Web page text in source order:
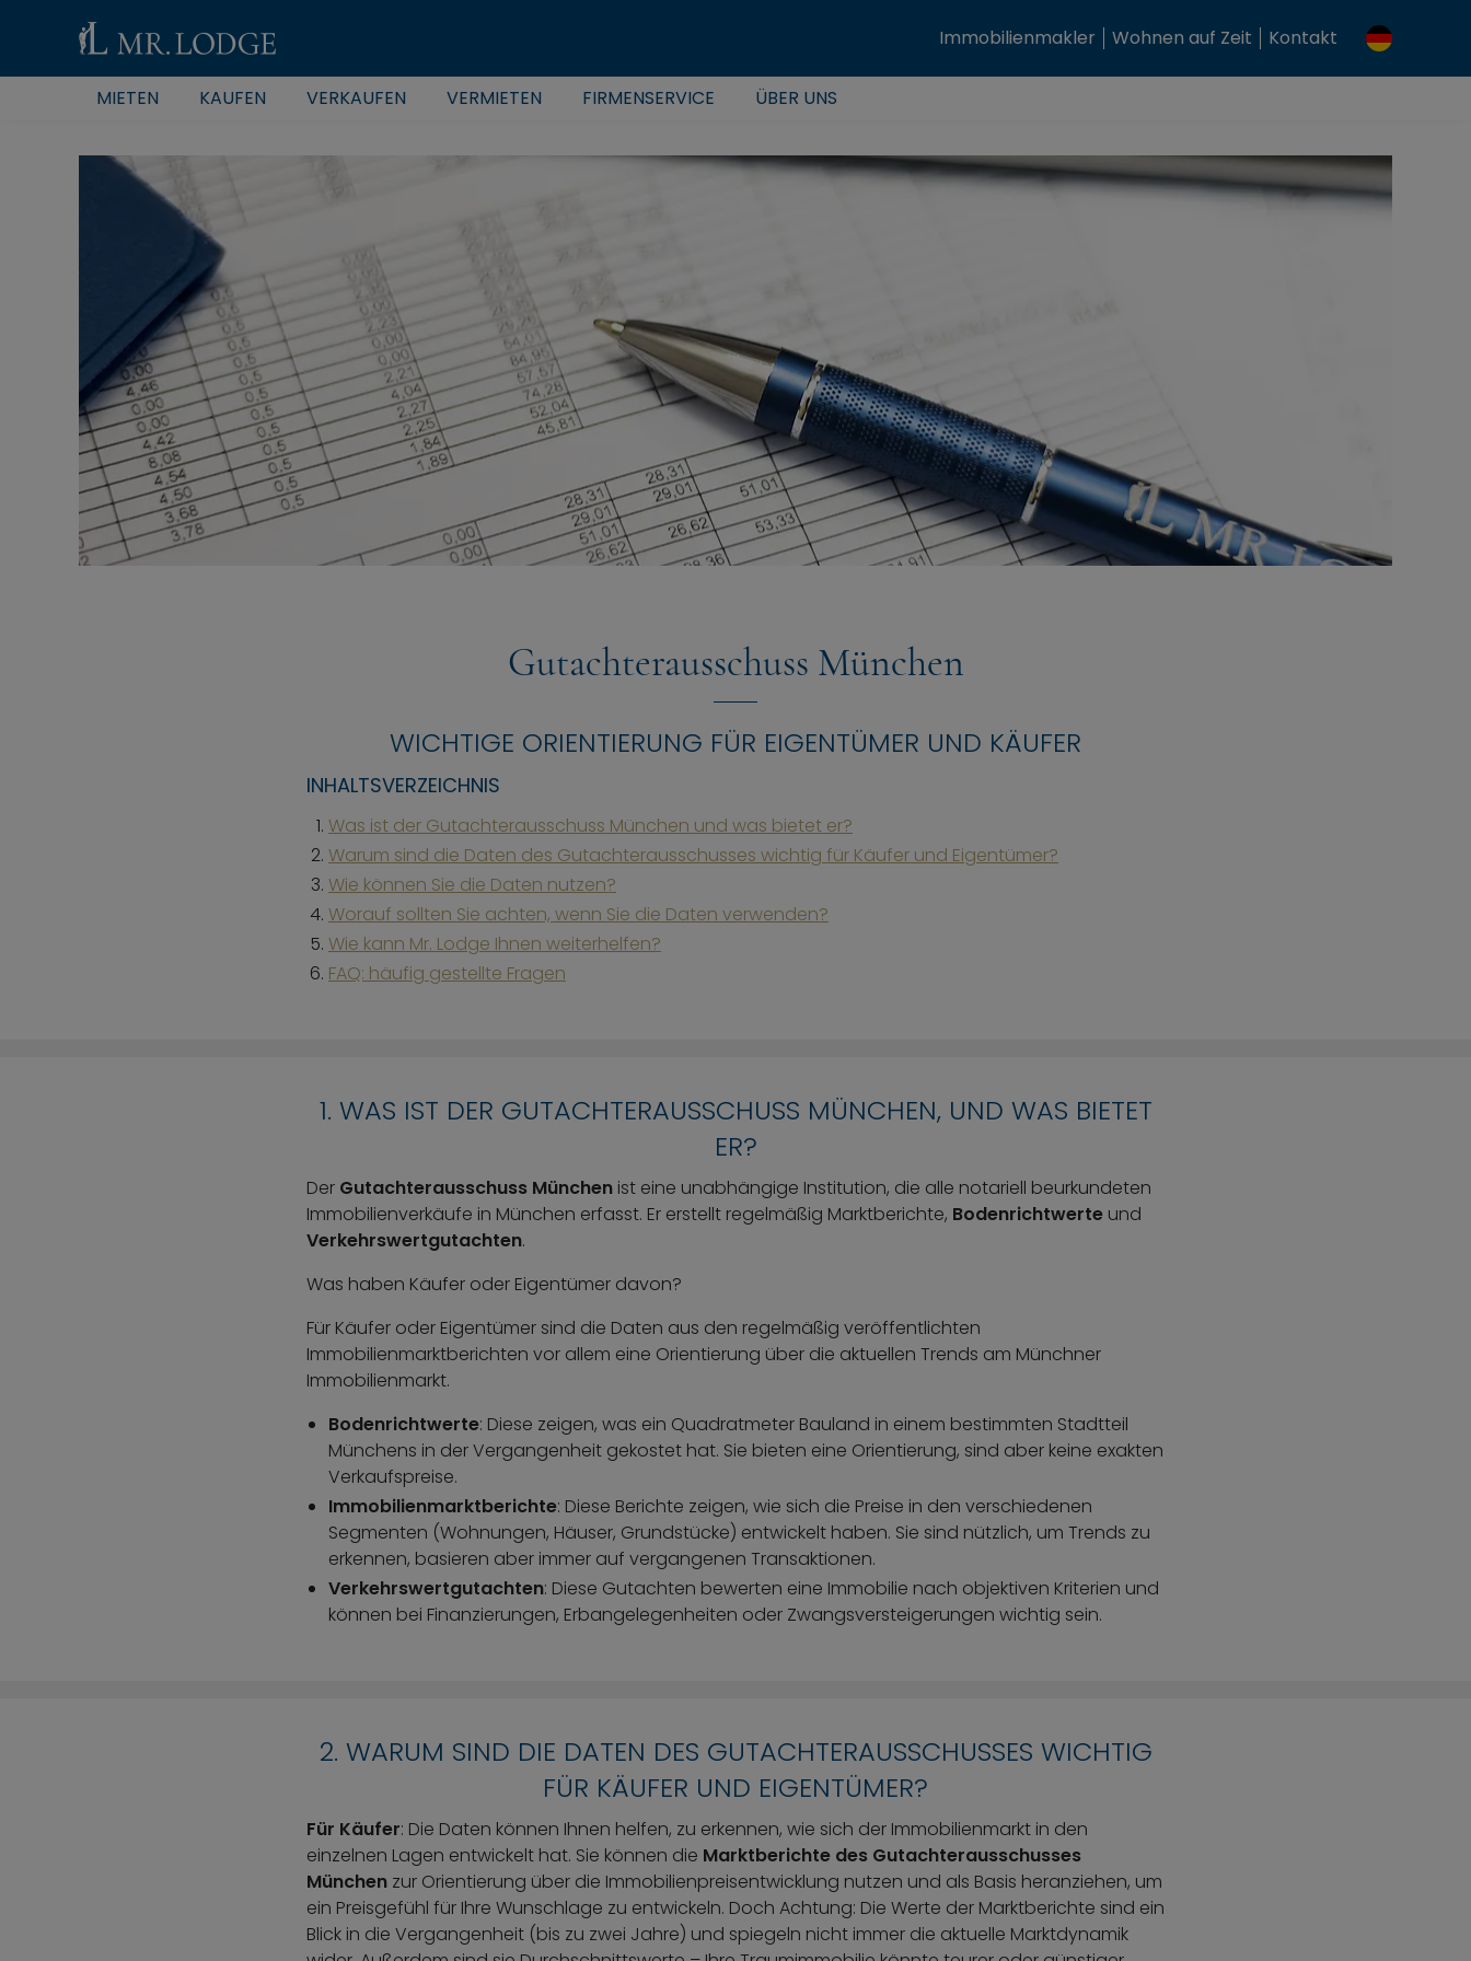
Immobilienmakler Wohnen auf Zeit Kontakt
MIETEN KAUFEN VERKAUFEN VERMIETEN FIRMENSERVICE ÜBER UNS
Gutachterausschuss München
WICHTIGE ORIENTIERUNG FÜR EIGENTÜMER UND KÄUFER
INHALTSVERZEICHNIS
Was ist der Gutachterausschuss München und was bietet er?
Warum sind die Daten des Gutachterausschusses wichtig für Käufer und Eigentümer?
Wie können Sie die Daten nutzen?
Worauf sollten Sie achten, wenn Sie die Daten verwenden?
Wie kann Mr. Lodge Ihnen weiterhelfen?
FAQ: häufig gestellte Fragen
1. WAS IST DER GUTACHTERAUSSCHUSS MÜNCHEN, UND WAS BIETET
ER?
Der Gutachterausschuss München ist eine unabhängige Institution, die alle notariell beurkundeten
Immobilienverkäufe in München erfasst. Er erstellt regelmäßig Marktberichte, Bodenrichtwerte und
Verkehrswertgutachten.
Was haben Käufer oder Eigentümer davon?
Für Käufer oder Eigentümer sind die Daten aus den regelmäßig veröffentlichten
Immobilienmarktberichten vor allem eine Orientierung über die aktuellen Trends am Münchner
Immobilienmarkt.
Bodenrichtwerte: Diese zeigen, was ein Quadratmeter Bauland in einem bestimmten Stadtteil
Münchens in der Vergangenheit gekostet hat. Sie bieten eine Orientierung, sind aber keine exakten
Verkaufspreise.
Immobilienmarktberichte: Diese Berichte zeigen, wie sich die Preise in den verschiedenen
Segmenten (Wohnungen, Häuser, Grundstücke) entwickelt haben. Sie sind nützlich, um Trends zu
erkennen, basieren aber immer auf vergangenen Transaktionen​​.
Verkehrswertgutachten: Diese Gutachten bewerten eine Immobilie nach objektiven Kriterien und
können bei Finanzierungen, Erbangelegenheiten oder Zwangsversteigerungen wichtig sein.
2. WARUM SIND DIE DATEN DES GUTACHTERAUSSCHUSSES WICHTIG
FÜR KÄUFER UND EIGENTÜMER?
Für Käufer: Die Daten können Ihnen helfen, zu erkennen, wie sich der Immobilienmarkt in den
einzelnen Lagen entwickelt hat. Sie können die Marktberichte des Gutachterausschusses
München zur Orientierung über die Immobilienpreisentwicklung nutzen und als Basis heranziehen, um
ein Preisgefühl für Ihre Wunschlage zu entwickeln. Doch Achtung: Die Werte der Marktberichte sind ein
Blick in die Vergangenheit (bis zu zwei Jahre) und spiegeln nicht immer die aktuelle Marktdynamik